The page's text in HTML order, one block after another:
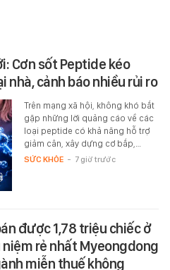
Cơn sốt Peptide kéo
cảnh báo nhiều rủi ro
Trên mạng xã hội, không khó bắt
gặp những lời quảng cáo về các
loại peptide có khả năng hỗ trợ
giảm cân, xây dựng cơ bắp,…
SỨC KHỎE - 7 giờ trước
được 1,78 triệu chiếc ở
niệm rẻ nhất Myeongdong
miễn thuế không